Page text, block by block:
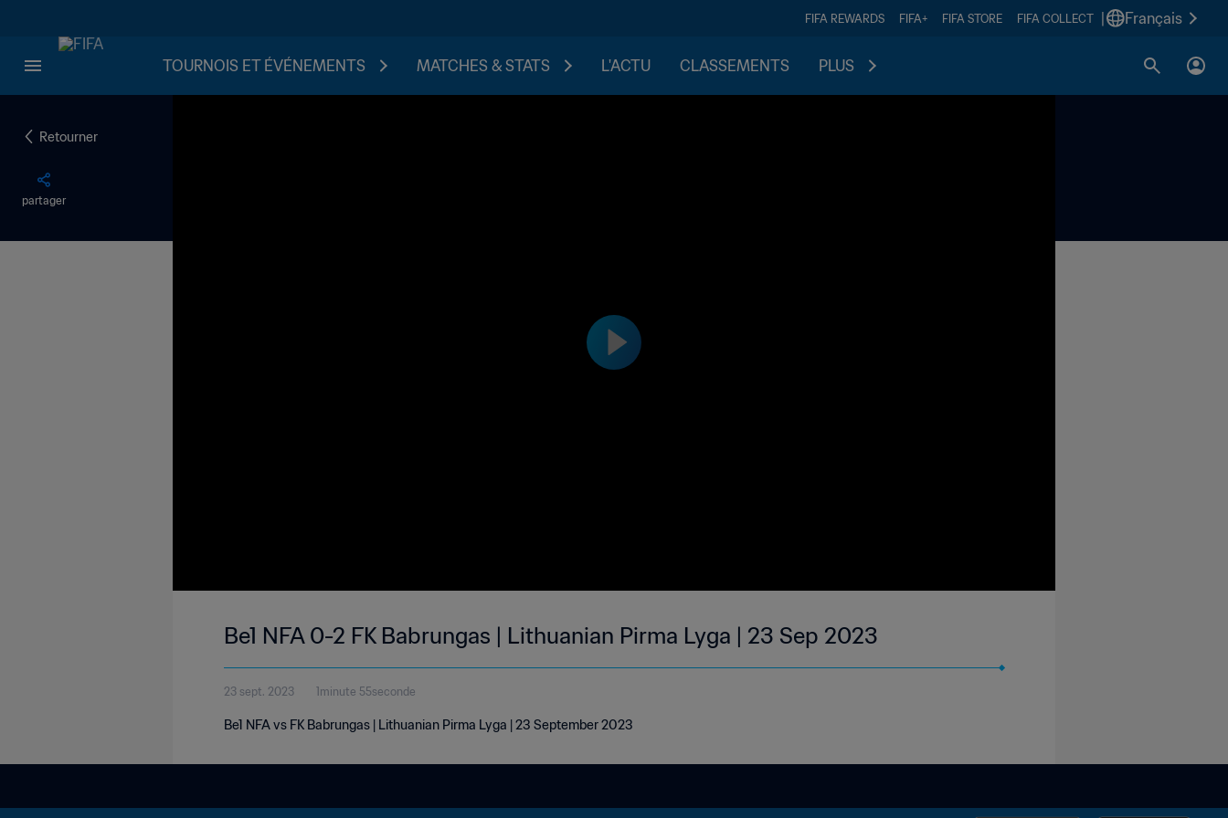
FIFA REWARDS FIFA+ FIFA STORE FIFA COLLECT Français
TOURNOIS ET ÉVÉNEMENTS MATCHES & STATS L'ACTU CLASSEMENTS PLUS
Retourner
partager
Be1 NFA 0-2 FK Babrungas | Lithuanian Pirma Lyga | 23 Sep 2023
23 sept. 2023 1minute 55seconde
Be1 NFA vs FK Babrungas | Lithuanian Pirma Lyga | 23 September 2023